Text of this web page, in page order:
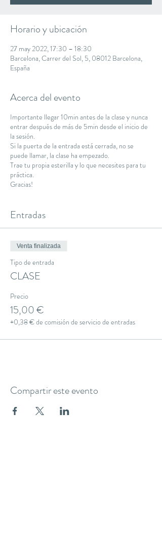
Horario y ubicación
27 may 2022, 17:30 – 18:30
Barcelona, Carrer del Sol, 5, 08012 Barcelona,
España
Acerca del evento
Importante llegar 10min antes de la clase y nunca
entrar después de más de 5min desde el inicio de
la sesión.
Si la puerta de la entrada está cerrada, no se
puede llamar, la clase ha empezado.
Trae tu propia esterilla y lo que necesites para tu
práctica.
Gracias!
Entradas
Venta finalizada
Tipo de entrada
CLASE
Precio
15,00 €
+0,38 € de comisión de servicio de entradas
Compartir este evento